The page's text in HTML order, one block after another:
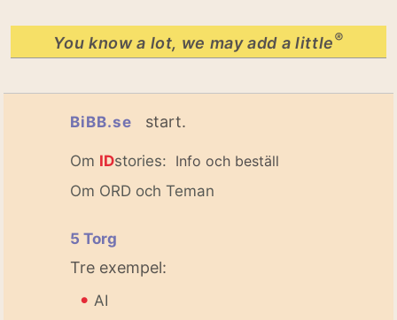
You know a lot, we may add a little®
BiBB.se start.
Om IDstories: Info och beställ
Om ORD och Teman
5 Torg
Tre exempel:
• AI